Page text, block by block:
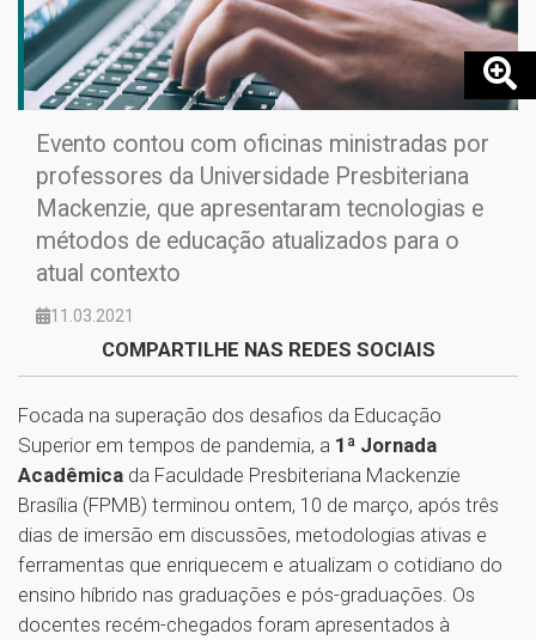
Evento contou com oficinas ministradas por
professores da Universidade Presbiteriana
Mackenzie, que apresentaram tecnologias e
métodos de educação atualizados para o
atual contexto
11.03.2021
COMPARTILHE NAS REDES SOCIAIS
Focada na superação dos desafios da Educação
Superior em tempos de pandemia, a 1ª Jornada
Acadêmica da Faculdade Presbiteriana Mackenzie
Brasília (FPMB) terminou ontem, 10 de março, após três
dias de imersão em discussões, metodologias ativas e
ferramentas que enriquecem e atualizam o cotidiano do
ensino híbrido nas graduações e pós-graduações. Os
docentes recém-chegados foram apresentados à